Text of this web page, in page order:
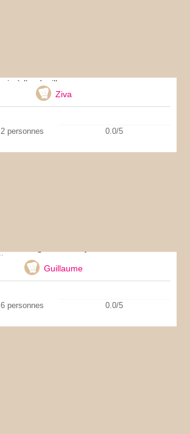
Ziva
2 personnes 0.0/5
Guillaume
6 personnes 0.0/5